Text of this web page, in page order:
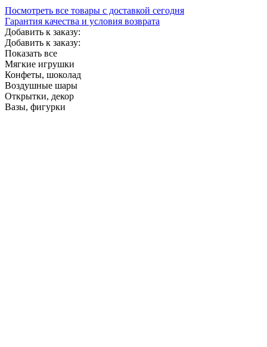
Посмотреть все товары с доставкой сегодня
Гарантия качества и условия возврата
Добавить к заказу:
Добавить к заказу:
Показать все
Мягкие игрушки
Конфеты, шоколад
Воздушные шары
Открытки, декор
Вазы, фигурки